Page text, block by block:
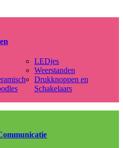
LEDjes
Weerstanden
Drukknoppen en
Schakelaars